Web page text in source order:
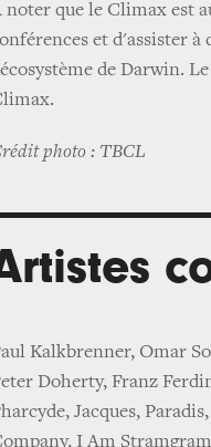
noter que le Climax est
et d'assister à
de Darwin.
photo : TBCL
Kalkbrenner, Omar
Doherty, Franz
Jacques,
I Am